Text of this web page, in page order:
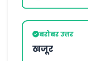
बरोबर उत्तर
खजूर